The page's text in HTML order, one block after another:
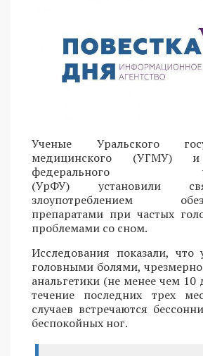
Ученые Уральского
медицинского (УГМУ) и
федерального
(УрФУ) установили
злоупотреблением
препаратами при частых
проблемами со сном.
Исследования показали, что
головными болями,
анальгетики (не менее чем 10
течение последних трех
случаев встречаются
беспокойных ног.